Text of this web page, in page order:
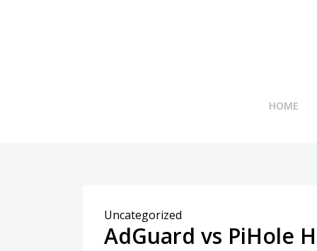
HOME
Uncategorized
AdGuard vs PiHole